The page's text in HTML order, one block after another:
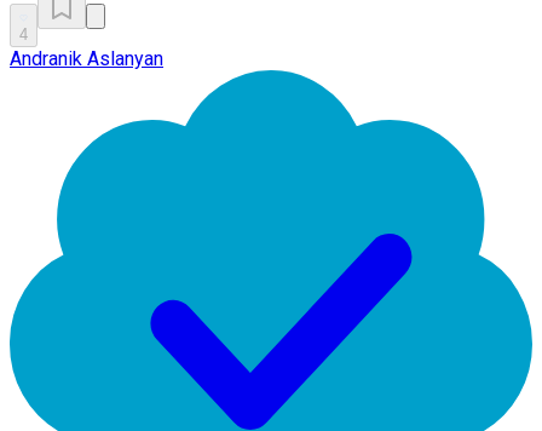
4
Andranik Aslanyan